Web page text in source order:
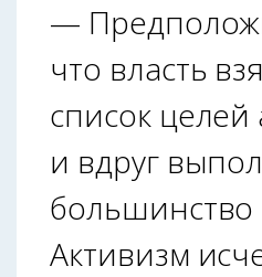
—
что власть
список целей
и вдруг
большинство
Активизм